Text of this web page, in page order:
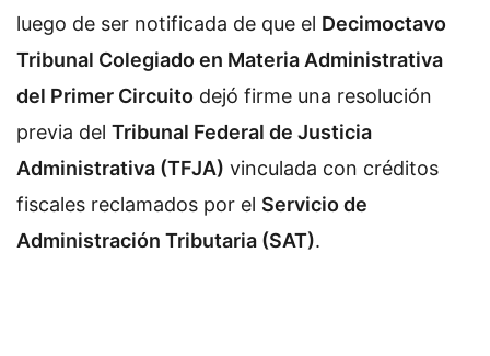
luego de ser notificada de que el Decimoctavo
Tribunal Colegiado en Materia Administrativa
del Primer Circuito dejó firme una resolución
previa del Tribunal Federal de Justicia
Administrativa (TFJA) vinculada con créditos
fiscales reclamados por el Servicio de
Administración Tributaria (SAT).